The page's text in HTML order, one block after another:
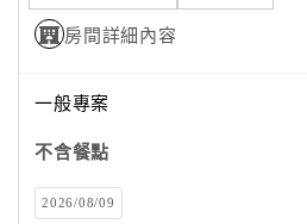
房間詳細內容
一般專案
不含餐點
2026/08/09